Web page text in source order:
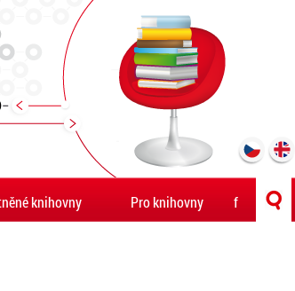
knihovny Pro knihovny f